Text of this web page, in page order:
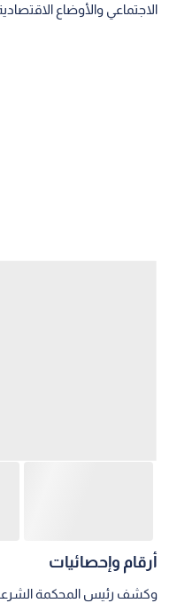
الاجتماعي والأوضاع
أرقام وإحصائيات
وكشف رئيس المحكمة